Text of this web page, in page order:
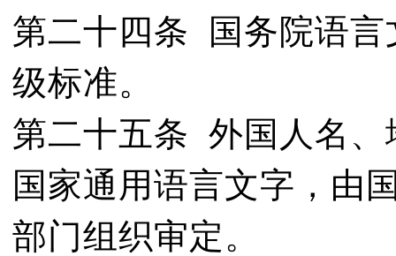
第二十四条 国务院语言
级标准。
第二十五条 外国人名、
国家通用语言文字，由
部门组织审定。